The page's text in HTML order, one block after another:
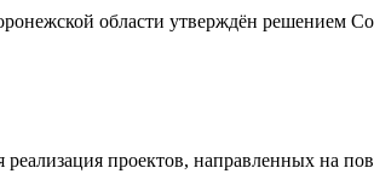
области утверждён решением
проектов, направленных на